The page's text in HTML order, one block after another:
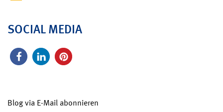
SOCIAL MEDIA
Blog via E-Mail abonnieren